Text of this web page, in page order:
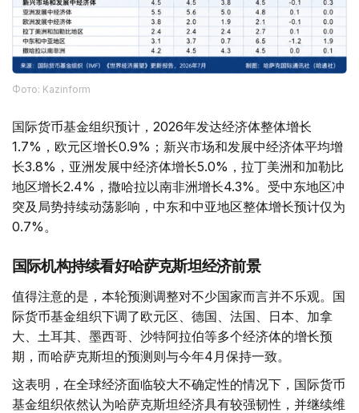
Фото: Kazinform
国际货币基金组织预计，2026年发达经济体整体增长
1.7%，欧元区增长0.9%；新兴市场和发展中经济体平均增
长3.8%，亚洲发展中经济体增长5.0%，拉丁美洲和加勒比
地区增长2.4%，撒哈拉以南非洲增长4.3%。受中东地区冲
突及局势持续动荡影响，中东和中亚地区整体增长预计仅为
0.7%。
国际机构持续看好哈萨克斯坦经济前景
值得注意的是，本轮预测调整对不少国家而言并不乐观。国
际货币基金组织下调了欧元区、德国、法国、日本、加拿
大、土耳其、墨西哥、沙特阿拉伯等多个经济体的增长预
期，而哈萨克斯坦的预测则与今年4月保持一致。
这表明，在全球经济面临较大不确定性的情况下，国际货币
基金组织依然认为哈萨克斯坦经济具有较强韧性，并继续维